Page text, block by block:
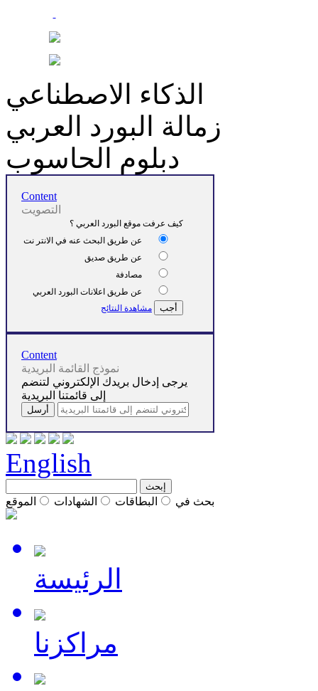
Content
التصويت
كيف عرفت موقع البورد العربي ؟
عن طريق البحث عنه في الانتر نت
عن طريق صديق
مصادفة
عن طريق اعلانات البورد العربي
مشاهدة النتائج
Content
نموذج القائمة البريدية
يرجى إدخال بريدك الإلكتروني لتنضم
إلى قائمتنا البريدية
English
بحث في البطاقات الشهادات الموقع
الرئيسة
مراكزنا